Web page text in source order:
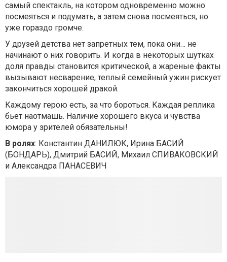
самый спектакль, на котором одновременно можно
посмеяться и подумать, а затем снова посмеяться, но
уже гораздо громче.
У друзей детства нет запретных тем, пока они… не
начинают о них говорить. И когда в некоторых шутках
доля правды становится критической, а жареные факты
вызывают несварение, теплый семейный ужин рискует
закончиться хорошей дракой.
Каждому герою есть, за что бороться. Каждая реплика
бьет наотмашь. Наличие хорошего вкуса и чувства
юмора у зрителей обязательны!
В ролях: Константин ДАНИЛЮК, Ирина БАСИЙ
(БОНДАРЬ), Дмитрий БАСИЙ, Михаил СПИВАКОВСКИЙ
и Александра ПАНАСЕВИЧ